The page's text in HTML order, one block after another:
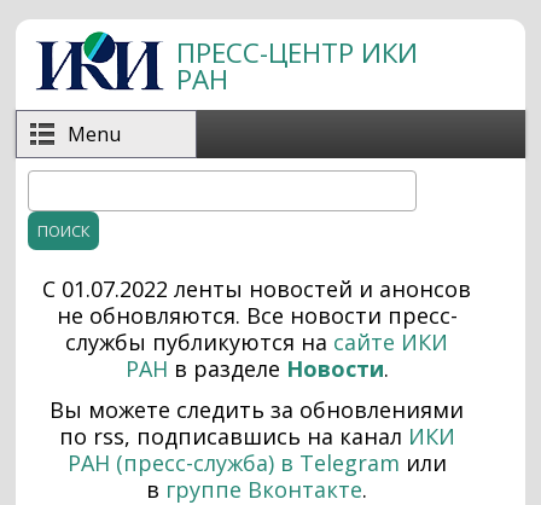
Перейти к основному содержанию
ПРЕСС-ЦЕНТР ИКИ
РАН
Menu
Форма поиска
С 01.07.2022 ленты новостей и анонсов
не обновляются. Все новости пресс-
службы публикуются на сайте ИКИ
РАН в разделе Новости.
Вы можете следить за обновлениями
по rss, подписавшись на канал ИКИ
РАН (пресс-служба) в Telegram или
в группе Вконтакте.